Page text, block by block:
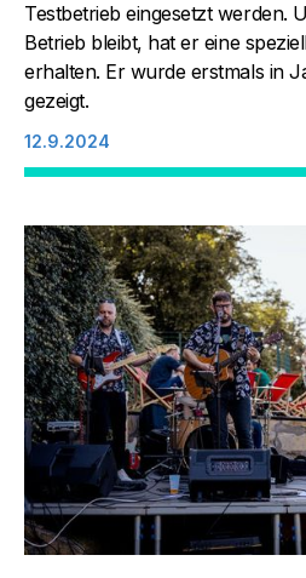
Testbetrieb eingesetzt werden.
Betrieb bleibt, hat er eine
erhalten. Er wurde erstmals in
gezeigt.
12.9.2024